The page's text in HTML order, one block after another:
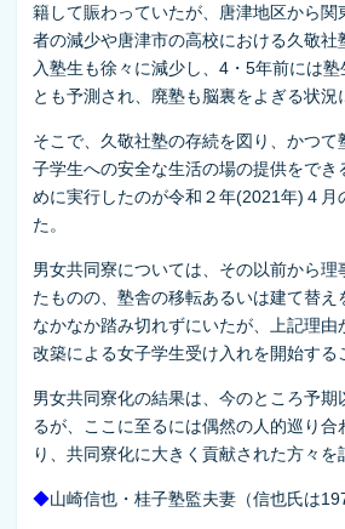
籍して賑わっていたが、唐津地区から関
者の減少や唐津市の高校における久敬社
入塾生も徐々に減少し、4・5年前には塾
とも予測され、廃塾も脳裏をよぎる状況
そこで、久敬社塾の存続を図り、かつ
子学生への安全な生活の場の提供をでき
めに実行したのが令和２年(2021年)４月
た。
男女共同寮については、その以前から
たものの、塾舎の移転あるいは建て替
なかなか踏み切れずにいたが、上記理
改築による女子学生受け入れを開始する
男女共同寮化の結果は、今のところ予
るが、ここに至るには偶然の人的巡り合
り、共同寮化に大きく貢献された方々を
◆山崎信也・桂子塾監夫妻（信也氏は